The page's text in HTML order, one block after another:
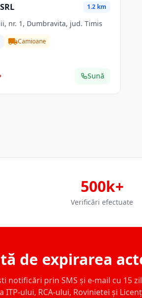
1.2 km
nr. 1, Dumbravita, jud. Timis
Camioane
Sună
500k+
Verificări efectuate
de expirarea
notificări prin SMS și e-mail cu 15
ului, RCA-ului, Rovinietei și